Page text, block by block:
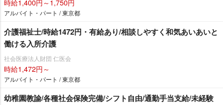
時給1,400円～1,750円
アルバイト・パート / 東京都
介護福祉士/時給1472円・有給あり/相談しやすく和気あいあいと
働ける入所介護
社会医療法人財団 仁医会
時給1,472円～
アルバイト・パート / 東京都
幼稚園教諭/各種社会保険完備/シフト自由/通勤手当支給/未経験